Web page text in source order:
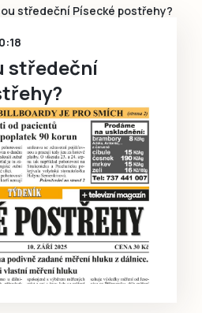
se přes Facebook
chci se
Inzerce
středeční Písecké postřehy?
středeční